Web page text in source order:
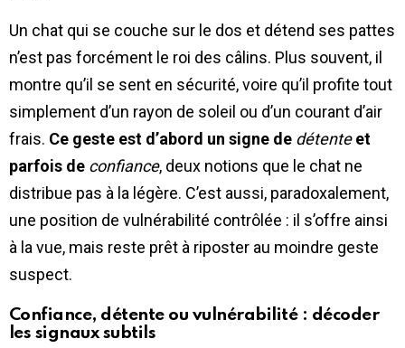
Un chat qui se couche sur le dos et détend ses pattes
n’est pas forcément le roi des câlins. Plus souvent, il
montre qu’il se sent en sécurité, voire qu’il profite tout
simplement d’un rayon de soleil ou d’un courant d’air
frais. Ce geste est d’abord un signe de détenteet
parfois de confiance, deux notions que le chat ne
distribue pas à la légère. C’est aussi, paradoxalement,
une position de vulnérabilité contrôlée : il s’offre ainsi
à la vue, mais reste prêt à riposter au moindre geste
suspect.
Confiance, détente ou vulnérabilité : décoder
les signaux subtils